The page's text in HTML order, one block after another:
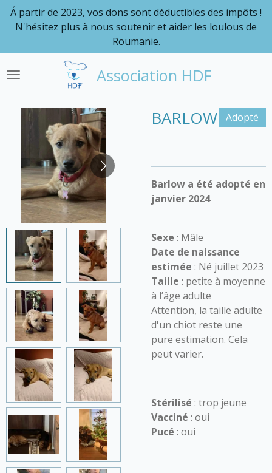
Passer
principal
Association HDF
Á partir de 2023, vos dons sont déductibles des impôts !
N'hésitez plus à nous soutenir et aider les loulous de
Roumanie.
BARLOW Adopté
Barlow a été adopté en
janvier 2024
Sexe : Mâle
Date de naissance
estimée : Né juillet 2023
Taille : petite à moyenne
à l’âge adulte
Attention, la taille adulte
d'un chiot reste une
pure estimation. Cela
peut varier.
Stérilisé : trop jeune
Vacciné : oui
Pucé : oui